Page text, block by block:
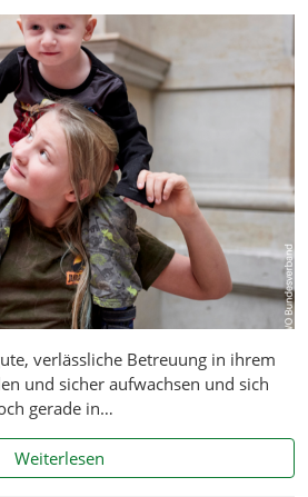
verlässliche Betreuung in ihrem
und sicher aufwachsen und sich
gerade in…
WeiterlesenWeltkindertag: Kitas im